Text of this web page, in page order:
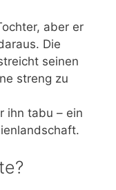
aber er
Die
seinen
streng zu
ihn tabu – ein